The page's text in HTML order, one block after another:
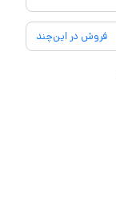
فروش در این‌چند